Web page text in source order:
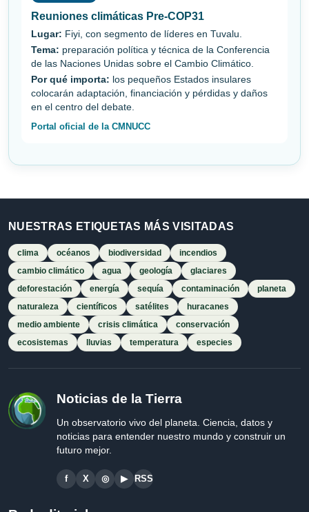
Reuniones climáticas Pre-COP31
Lugar: Fiyi, con segmento de líderes en Tuvalu.
Tema: preparación política y técnica de la Conferencia
de las Naciones Unidas sobre el Cambio Climático.
Por qué importa: los pequeños Estados insulares
colocarán adaptación, financiación y pérdidas y daños
en el centro del debate.
Portal oficial de la CMNUCC
NUESTRAS ETIQUETAS MÁS VISITADAS
clima océanos biodiversidad
incendios
cambio climático
agua geología
glaciares
deforestación
energía sequía contaminación
planeta
naturaleza
científicos satélites
huracanes
medio ambiente
crisis climática
conservación
ecosistemas
lluvias temperatura especies
Noticias de la Tierra
Un observatorio vivo del planeta. Ciencia, datos y
noticias para entender nuestro mundo y construir un
futuro mejor.
f X ◎ ▶ RSS